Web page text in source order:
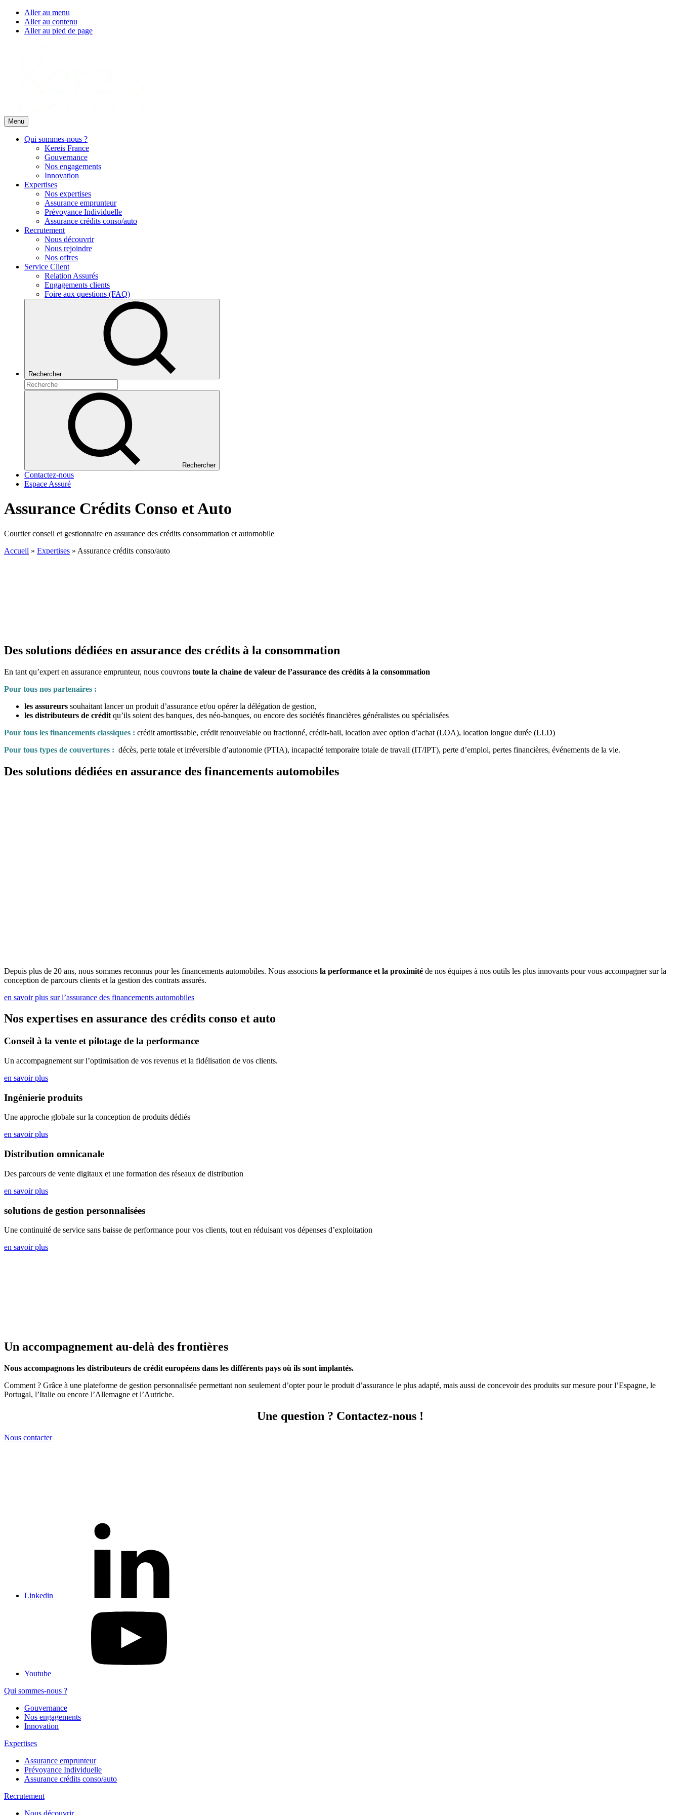
Aller au menu
Aller au contenu
Aller au pied de page
Menu
Qui sommes-nous ?
Kereis France
Gouvernance
Nos engagements
Innovation
Expertises
Nos expertises
Assurance emprunteur
Prévoyance Individuelle
Assurance crédits conso/auto
Recrutement
Nous découvrir
Nous rejoindre
Nos offres
Service Client
Relation Assurés
Engagements clients
Foire aux questions (FAQ)
Rechercher
Rechercher
Contactez-nous
Espace Assuré
Assurance Crédits Conso et Auto
Courtier conseil et gestionnaire en assurance des crédits consommation et automobile
Accueil » Expertises » Assurance crédits conso/auto
Des solutions dédiées en assurance des crédits à la consommation
En tant qu’expert en assurance emprunteur, nous couvrons toute la chaine de valeur de l’assurance des crédits à la consommation
Pour tous nos partenaires :
les assureurs souhaitant lancer un produit d’assurance et/ou opérer la délégation de gestion,
les distributeurs de crédit qu’ils soient des banques, des néo-banques, ou encore des sociétés financières généralistes ou spécialisées
Pour tous les financements classiques : crédit amortissable, crédit renouvelable ou fractionné, crédit-bail, location avec option d’achat (LOA), location longue durée (LLD)
Pour tous types de couvertures : décès, perte totale et irréversible d’autonomie (PTIA), incapacité temporaire totale de travail (IT/IPT), perte d’emploi, pertes financières, événements de la vie.
Des solutions dédiées en assurance des financements automobiles
Depuis plus de 20 ans, nous sommes reconnus pour les financements automobiles. Nous associons la performance et la proximité de nos équipes à nos outils les plus innovants pour vous accompagner sur la
conception de parcours clients et la gestion des contrats assurés.
en savoir plus sur l’assurance des financements automobiles
Nos expertises en assurance des crédits conso et auto
Conseil à la vente et pilotage de la performance
Un accompagnement sur l’optimisation de vos revenus et la fidélisation de vos clients.
en savoir plus
Ingénierie produits
Une approche globale sur la conception de produits dédiés
en savoir plus
Distribution omnicanale
Des parcours de vente digitaux et une formation des réseaux de distribution
en savoir plus
solutions de gestion personnalisées
Une continuité de service sans baisse de performance pour vos clients, tout en réduisant vos dépenses d’exploitation
en savoir plus
Un accompagnement au-delà des frontières
Nous accompagnons les distributeurs de crédit européens dans les différents pays où ils sont implantés.
Comment ? Grâce à une plateforme de gestion personnalisée permettant non seulement d’opter pour le produit d’assurance le plus adapté, mais aussi de concevoir des produits sur mesure pour l’Espagne, le
Portugal, l’Italie ou encore l’Allemagne et l’Autriche.
Une question ? Contactez-nous !
Nous contacter
Linkedin
Youtube
Qui sommes-nous ?
Gouvernance
Nos engagements
Innovation
Expertises
Assurance emprunteur
Prévoyance Individuelle
Assurance crédits conso/auto
Recrutement
Nous découvrir